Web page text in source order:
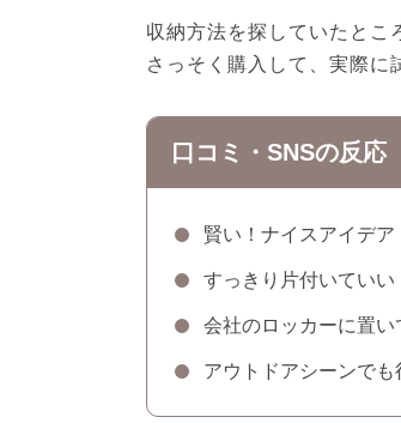
収納方法を探していたとこ
さっそく購入して、実際に
口コミ・SNSの反応
賢い！ナイスアイデア
すっきり片付いていい
会社のロッカーに置い
アウトドアシーンでも